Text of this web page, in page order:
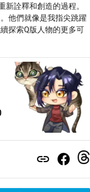
詮釋和創造的過程。
他們就像是我指尖跳躍
探索Q版人物的更多可